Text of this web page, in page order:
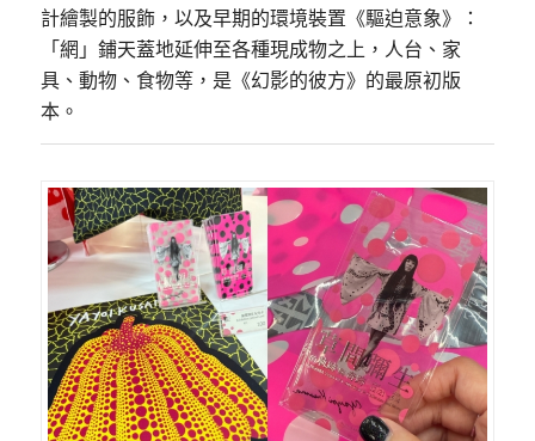
計繪製的服飾，以及早期的環境裝置《驅迫意象》：
「網」鋪天蓋地延伸至各種現成物之上，人台、家
具、動物、食物等，是《幻影的彼方》的最原初版
本。